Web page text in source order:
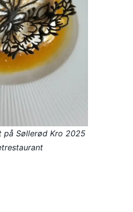
på Søllerød Kro 2025